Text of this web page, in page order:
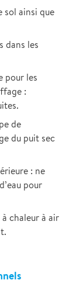
sol ainsi que
dans les
pour les
:
de
du puit sec
: ne
pour
chaleur à air